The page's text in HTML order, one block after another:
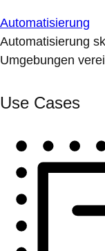
Automatisierung
Automatisierung
Umgebungen
Use Cases